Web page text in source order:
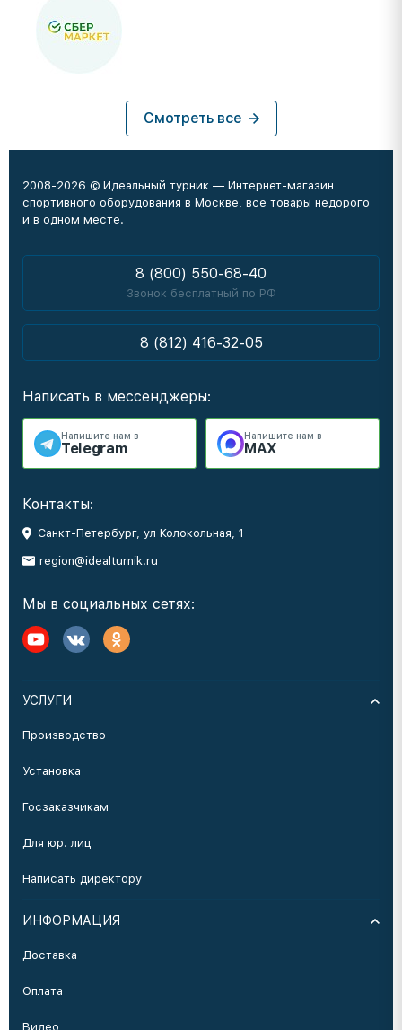
Смотреть все
2008-2026 © Идеальный турник — Интернет-магазин
спортивного оборудования в Москве, все товары недорого
и в одном месте.
8 (800) 550-68-40
Звонок бесплатный по РФ
8 (812) 416-32-05
Написать в мессенджеры:
Напишите нам в
Telegram
Напишите нам в
MAX
Контакты:
Санкт-Петербург, ул Колокольная, 1
region@idealturnik.ru
Мы в социальных сетях:
УСЛУГИ
Производство
Установка
Госзаказчикам
Для юр. лиц
Написать директору
ИНФОРМАЦИЯ
Доставка
Оплата
Видео